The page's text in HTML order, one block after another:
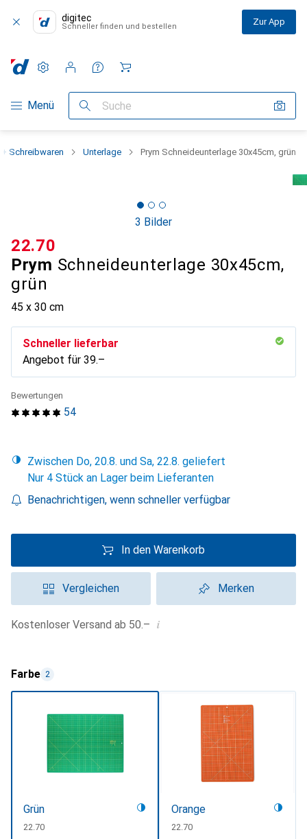
digitec
Schneller finden und bestellen Zur App
Navigation nach Kategorien
Menü Suche
Einstellungen
Kundenkonto
Vergleichslisten
Merklisten
Warenkorb
Schreibwaren Unterlage Prym Schneideunterlage 30x45cm, grün
3 Bilder
Prym Schneideunterlage 30x45cm,
grün
45 x 30 cm
CHF
22.70
Schneller lieferbar
Angebot für CHF
39.–
54
Bewertungen
Zwischen Do, 20.8. und Sa, 22.8. geliefert
Nur 4 Stück an Lager beim Lieferanten
Benachrichtigen, wenn schneller verfügbar
In den Warenkorb
Vergleichen Merken
Kostenloser Versand ab 50.– i
Farbe 2
Grün
CHF
22.70
Orange
CHF
22.70